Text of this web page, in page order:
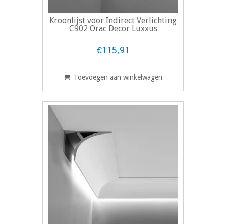
Kroonlijst voor Indirect Verlichting
C902 Orac Decor Luxxus
€115,91
Toevoegen aan winkelwagen